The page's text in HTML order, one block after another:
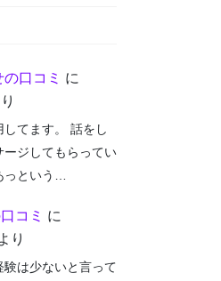
口コミ に
してます。 話をし
ージしてもらってい
っという…
コミ に
り
験は少ないと言って